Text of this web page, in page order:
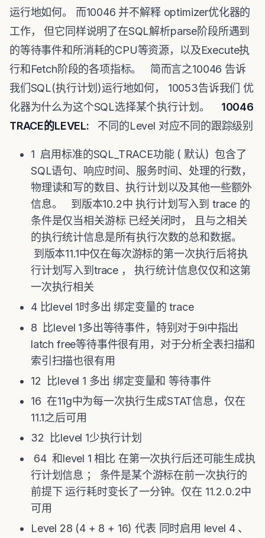
运行地如何。 而10046 并不解释 optimizer优化器的
工作， 但它同样说明了在SQL解析parse阶段所遇到
的等待事件和所消耗的CPU等资源，以及Execute执
行和Fetch阶段的各项指标。 简而言之10046 告诉
我们SQL(执行计划)运行地如何， 10053告诉我们 优
化器为什么为这个SQL选择某个执行计划。
10046
TRACE的LEVEL: 不同的Level 对应不同的跟踪级别
1 启用标准的SQL_TRACE功能 ( 默认) 包含了
SQL语句、响应时间、服务时间、处理的行数，
物理读和写的数目、执行计划以及其他一些额外
信息。 到版本10.2中 执行计划写入到 trace 的
条件是仅当相关游标 已经关闭时， 且与之相关
的执行统计信息是所有执行次数的总和数据。
到版本11.1中仅在每次游标的第一次执行后将执
行计划写入到trace ， 执行统计信息仅仅和这第
一次执行相关
4 比level 1时多出 绑定变量的 trace
8 比level 1多出等待事件，特别对于9i中指出
latch free等待事件很有用，对于分析全表扫描和
索引扫描也很有用
12 比level 1 多出 绑定变量和 等待事件
16 在11g中为每一次执行生成STAT信息，仅在
11.1之后可用
32 比level 1少执行计划
64 和level 1 相比 在第一次执行后还可能生成执
行计划信息 ； 条件是某个游标在前一次执行的
前提下 运行耗时变长了一分钟。仅在 11.2.0.2中
可用
Level 28 (4 + 8 + 16) 代表 同时启用 level 4 、